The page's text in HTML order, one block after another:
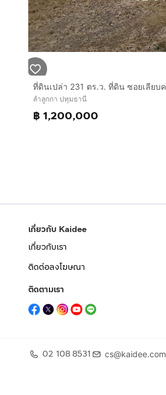
ลำลูกกา ปทุมธานี
฿ 1,200,000
เกี่ยวกับ Kaidee
เกี่ยวกับเรา
ติดต่อลงโฆษณา
ติดตามเรา
02 108 8531 cs@kaidee.com